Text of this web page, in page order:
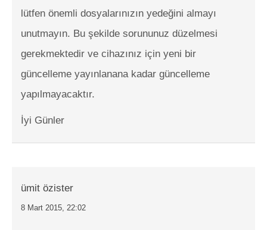
lütfen önemli dosyalarınızın yedeğini almayı
unutmayın. Bu şekilde sorununuz düzelmesi
gerekmektedir ve cihazınız için yeni bir
güncelleme yayınlanana kadar güncelleme
yapılmayacaktır.
İyi Günler
ümit özister
8 Mart 2015, 22:02